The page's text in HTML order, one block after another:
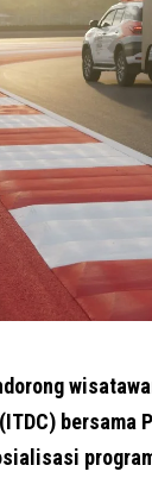
bersama